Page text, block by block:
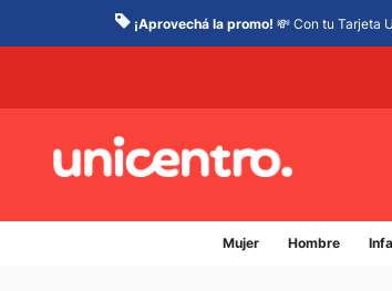
¡Aprovechá la promo! 💸 Con tu Tarjeta
Mujer Hombre